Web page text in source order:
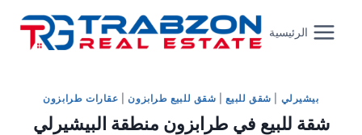
content
الرئيسية
بيشيرلي شقق للبيع| شقق للبيع طرابزون| عقارات طرابزون
شقة للبيع في طرابزون منطقة البيشيرلي